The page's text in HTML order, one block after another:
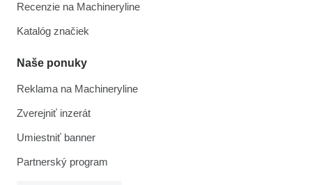
Recenzie na Machineryline
Katalóg značiek
Naše ponuky
Reklama na Machineryline
Zverejniť inzerát
Umiestniť banner
Partnerský program